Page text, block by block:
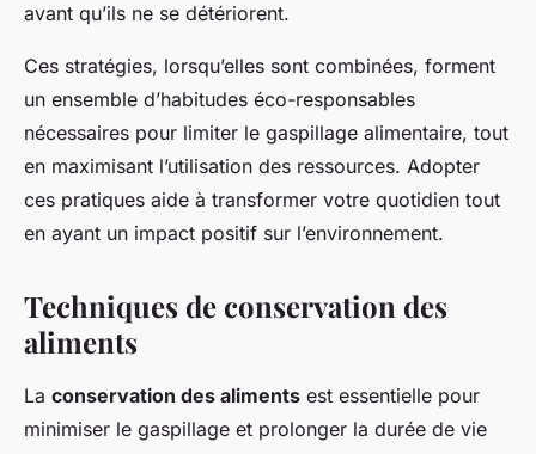
avant qu’ils ne se détériorent.
Ces stratégies, lorsqu’elles sont combinées, forment
un ensemble d’habitudes éco-responsables
nécessaires pour limiter le gaspillage alimentaire, tout
en maximisant l’utilisation des ressources. Adopter
ces pratiques aide à transformer votre quotidien tout
en ayant un impact positif sur l’environnement.
Techniques de conservation des
aliments
La conservation des aliments est essentielle pour
minimiser le gaspillage et prolonger la durée de vie